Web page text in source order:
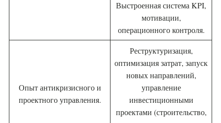
Выстроенная система KPI,
мотивации,
операционного контроля.
Опыт антикризисного и
проектного управления.
Реструктуризация,
оптимизация затрат, запуск
новых направлений,
управление
инвестиционными
проектами (строительство,